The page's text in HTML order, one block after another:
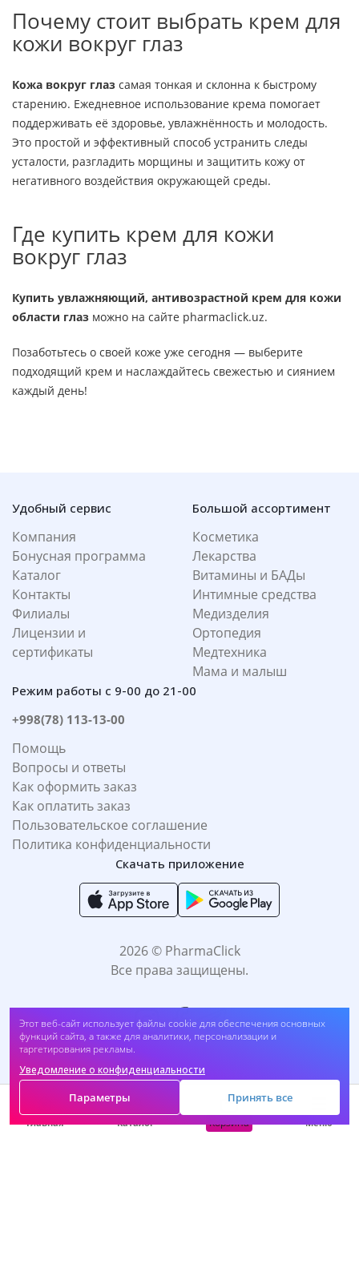
Этот веб-сайт использует файлы cookie для обеспечения основных
функций сайта, а также для аналитики, персонализации и
таргетирования рекламы.
Уведомление о конфиденциальности
Параметры Принять все
Почему стоит выбрать крем для
кожи вокруг глаз
Кожа вокруг глаз самая тонкая и склонна к быстрому
старению. Ежедневное использование крема помогает
поддерживать её здоровье, увлажнённость и молодость.
Это простой и эффективный способ устранить следы
усталости, разгладить морщины и защитить кожу от
негативного воздействия окружающей среды.
Где купить крем для кожи
вокруг глаз
Купить увлажняющий, антивозрастной крем для кожи
области глаз можно на сайте pharmaclick.uz.
Позаботьтесь о своей коже уже сегодня — выберите
подходящий крем и наслаждайтесь свежестью и сиянием
каждый день!
Удобный сервис
Компания
Бонусная программа
Каталог
Контакты
Филиалы
Лицензии и
сертификаты
Большой ассортимент
Косметика
Лекарства
Витамины и БАДы
Интимные средства
Медизделия
Ортопедия
Медтехника
Мама и малыш
Режим работы с 9-00 до 21-00
+998(78) 113-13-00
Помощь
Вопросы и ответы
Как оформить заказ
Как оплатить заказ
Пользовательское соглашение
Политика конфиденциальности
Скачать приложение
2026 © PharmaClick
Все права защищены.
Принимаем к оплате:
Главная Каталог Корзина Меню